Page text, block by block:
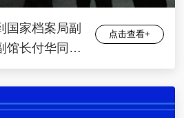
国家档案局副
馆长付华同志
点击查看+